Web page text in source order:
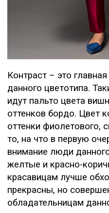
Контраст – это
данного цветотипа.
идут пальто цвета
оттенков бордо. Цвет
оттенки фиолетового,
то, на что в первую
внимание люди
желтые и красно-
красавицам лучше
прекрасны, но
обладательницам